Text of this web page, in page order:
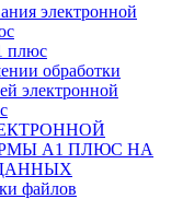
электронной
плюс
обработки
электронной
А1 ПЛЮС НА
файлов